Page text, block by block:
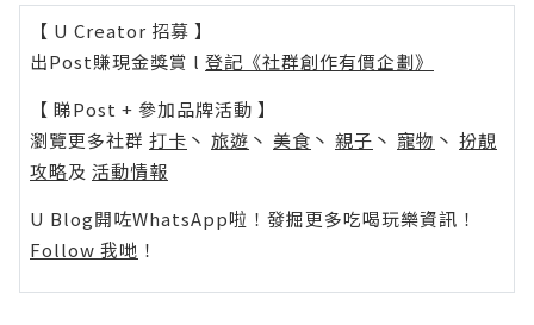
【 U Creator 招募 】
出Post賺現金獎賞 l 登記《社群創作有價企劃》
【 睇Post + 參加品牌活動 】
瀏覽更多社群 打卡 丶 旅遊 丶 美食 丶 親子 丶 寵物 丶 扮靚
攻略及 活動情報
U Blog開咗WhatsApp啦！發掘更多吃喝玩樂資訊！
Follow 我哋 ！